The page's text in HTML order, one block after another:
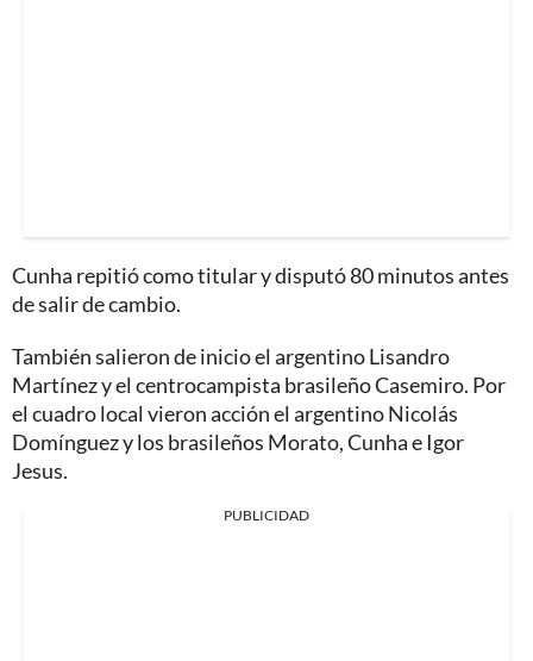
Cunha repitió como titular y disputó 80 minutos antes
de salir de cambio.
También salieron de inicio el argentino Lisandro
Martínez y el centrocampista brasileño Casemiro. Por
el cuadro local vieron acción el argentino Nicolás
Domínguez y los brasileños Morato, Cunha e Igor
Jesus.
PUBLICIDAD